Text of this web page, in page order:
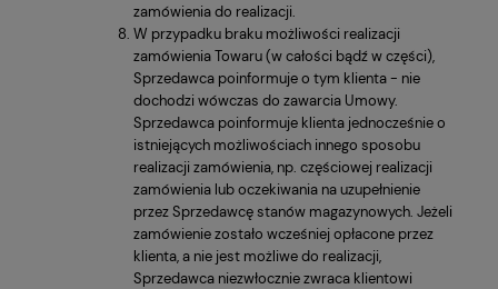
zamówienia do realizacji.
W przypadku braku możliwości realizacji
zamówienia Towaru (w całości bądź w części),
Sprzedawca poinformuje o tym klienta - nie
dochodzi wówczas do zawarcia Umowy.
Sprzedawca poinformuje klienta jednocześnie o
istniejących możliwościach innego sposobu
realizacji zamówienia, np. częściowej realizacji
zamówienia lub oczekiwania na uzupełnienie
przez Sprzedawcę stanów magazynowych. Jeżeli
zamówienie zostało wcześniej opłacone przez
klienta, a nie jest możliwe do realizacji,
Sprzedawca niezwłocznie zwraca klientowi